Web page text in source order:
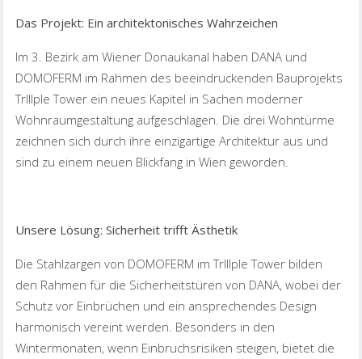
Das Projekt: Ein architektonisches Wahrzeichen
Im 3. Bezirk am Wiener Donaukanal haben DANA und
DOMOFERM im Rahmen des beeindruckenden Bauprojekts
TrIIIple Tower ein neues Kapitel in Sachen moderner
Wohnraumgestaltung aufgeschlagen. Die drei Wohntürme
zeichnen sich durch ihre einzigartige Architektur aus und
sind zu einem neuen Blickfang in Wien geworden.
Unsere Lösung: Sicherheit trifft Ästhetik
Die Stahlzargen von DOMOFERM im TrIIIple Tower bilden
den Rahmen für die Sicherheitstüren von DANA, wobei der
Schutz vor Einbrüchen und ein ansprechendes Design
harmonisch vereint werden. Besonders in den
Wintermonaten, wenn Einbruchsrisiken steigen, bietet die